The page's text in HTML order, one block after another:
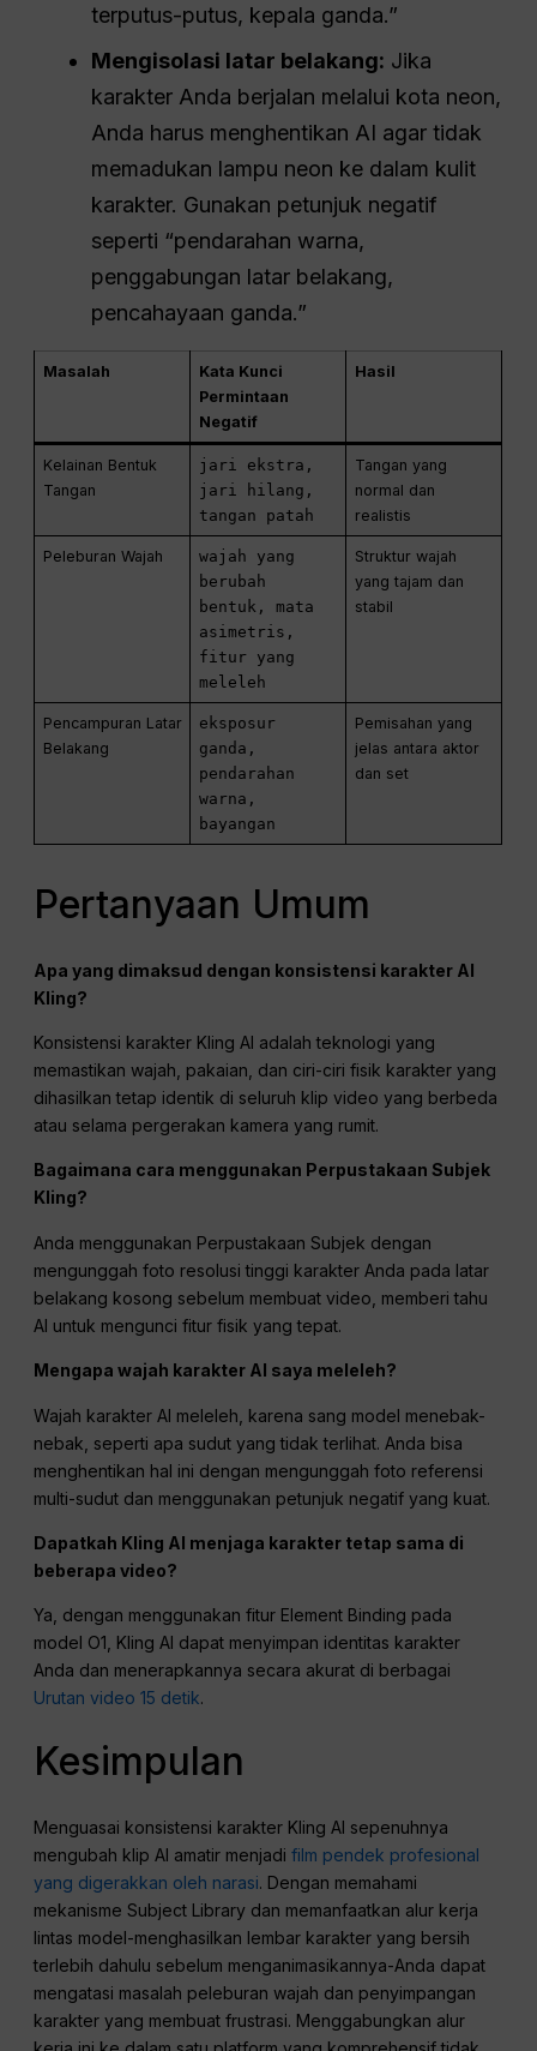
terputus-putus, kepala ganda.”
Mengisolasi latar belakang: Jika
karakter Anda berjalan melalui kota neon,
Anda harus menghentikan AI agar tidak
memadukan lampu neon ke dalam kulit
karakter. Gunakan petunjuk negatif
seperti “pendarahan warna,
penggabungan latar belakang,
pencahayaan ganda.”
Masalah
Kata Kunci
Permintaan
Negatif
Hasil
Kelainan Bentuk
Tangan
jari ekstra,
jari hilang,
tangan patah
Tangan yang
normal dan
realistis
Peleburan Wajah
wajah yang
berubah
bentuk, mata
asimetris,
fitur yang
meleleh
Struktur wajah
yang tajam dan
stabil
Pencampuran Latar
Belakang
eksposur
ganda,
pendarahan
warna,
bayangan
Pemisahan yang
jelas antara aktor
dan set
Pertanyaan Umum
Apa yang dimaksud dengan konsistensi karakter AI
Kling?
Konsistensi karakter Kling AI adalah teknologi yang
memastikan wajah, pakaian, dan ciri-ciri fisik karakter yang
dihasilkan tetap identik di seluruh klip video yang berbeda
atau selama pergerakan kamera yang rumit.
Bagaimana cara menggunakan Perpustakaan Subjek
Kling?
Anda menggunakan Perpustakaan Subjek dengan
mengunggah foto resolusi tinggi karakter Anda pada latar
belakang kosong sebelum membuat video, memberi tahu
AI untuk mengunci fitur fisik yang tepat.
Mengapa wajah karakter AI saya meleleh?
Wajah karakter AI meleleh, karena sang model menebak-
nebak, seperti apa sudut yang tidak terlihat. Anda bisa
menghentikan hal ini dengan mengunggah foto referensi
multi-sudut dan menggunakan petunjuk negatif yang kuat.
Dapatkah Kling AI menjaga karakter tetap sama di
beberapa video?
Ya, dengan menggunakan fitur Element Binding pada
model O1, Kling AI dapat menyimpan identitas karakter
Anda dan menerapkannya secara akurat di berbagai
Urutan video 15 detik.
Kesimpulan
Menguasai konsistensi karakter Kling AI sepenuhnya
mengubah klip AI amatir menjadifilm pendek profesional
yang digerakkan oleh narasi. Dengan memahami
mekanisme Subject Library dan memanfaatkan alur kerja
lintas model-menghasilkan lembar karakter yang bersih
terlebih dahulu sebelum menganimasikannya-Anda dapat
mengatasi masalah peleburan wajah dan penyimpangan
karakter yang membuat frustrasi. Menggabungkan alur